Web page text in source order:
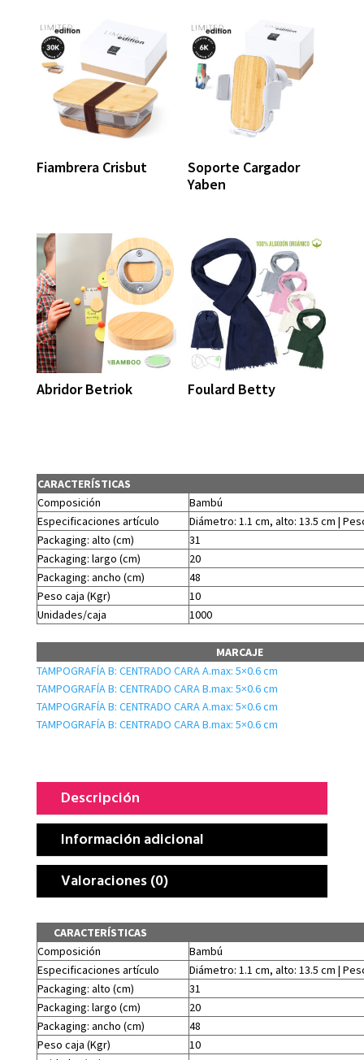
Fiambrera Crisbut
Soporte Cargador
Yaben
Abridor Betriok Foulard Betty
CARACTERÍSTICAS
Composición
Bambú
Especificaciones artículo
Diámetro: 1.1 cm, alto: 13.5 cm |
Packaging: alto (cm)
31
Packaging: largo (cm)
20
Packaging: ancho (cm)
48
Peso caja (Kgr)
10
Unidades/caja
1000
MARCAJE
TAMPOGRAFÍA B: CENTRADO CARA A.max: 5×0.6 cm
TAMPOGRAFÍA B: CENTRADO CARA B.max: 5×0.6 cm
TAMPOGRAFÍA B: CENTRADO CARA A.max: 5×0.6 cm
TAMPOGRAFÍA B: CENTRADO CARA B.max: 5×0.6 cm
Descripción
Información adicional
Valoraciones (0)
CARACTERÍSTICAS
Composición
Bambú
Especificaciones artículo
Diámetro: 1.1 cm, alto: 13.5 cm |
Packaging: alto (cm)
31
Packaging: largo (cm)
20
Packaging: ancho (cm)
48
Peso caja (Kgr)
10